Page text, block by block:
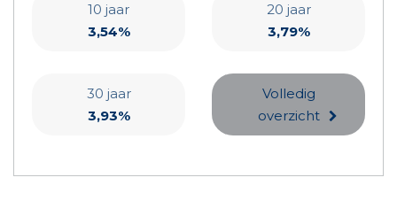
10 jaar
3,54%
20 jaar
3,79%
30 jaar
3,93%
Volledig
overzicht